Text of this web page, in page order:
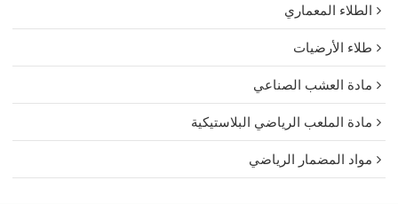
الطلاء المعماري
طلاء الأرضيات
مادة العشب الصناعي
مادة الملعب الرياضي البلاستيكية
مواد المضمار الرياضي